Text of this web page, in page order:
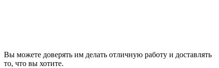
Вы можете доверять им делать отличную работу и доставлять
то, что вы хотите.